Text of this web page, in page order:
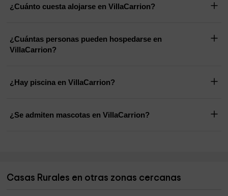
¿Cuánto cuesta alojarse en VillaCarrion?
¿Cuántas personas pueden hospedarse en
VillaCarrion?
¿Hay piscina en VillaCarrion?
¿Se admiten mascotas en VillaCarrion?
Casas Rurales en otras zonas cercanas